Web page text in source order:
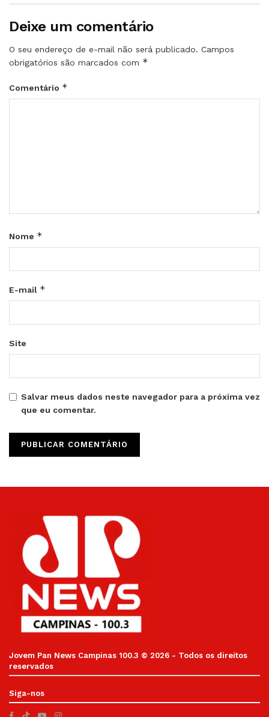
Deixe um comentário
O seu endereço de e-mail não será publicado. Campos
obrigatórios são marcados com *
Comentário *
Nome *
E-mail *
Site
Salvar meus dados neste navegador para a próxima vez
que eu comentar.
Jovem Pan News Campinas 100.3 © 2026 - Todos os direitos
reservados
Siga-nos